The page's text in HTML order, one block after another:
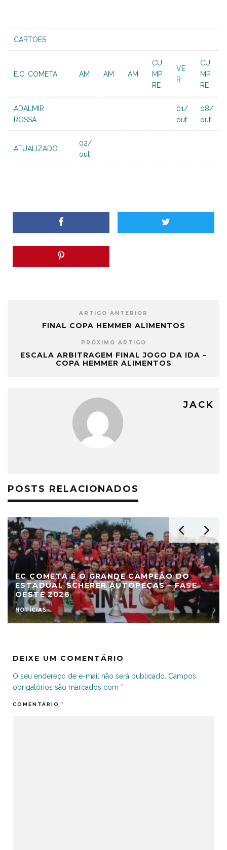
CARTOES
E.C. COMETA AM AM AM
CU
MP
RE
VE
R
CU
MP
RE
ADALMIR
ROSSA
01/
out
08/
out
ATUALIZADO
02/
out
ARTIGO ANTERIOR
FINAL COPA HEMMER ALIMENTOS
PRÓXIMO ARTIGO
ESCALA ARBITRAGEM FINAL JOGO DA IDA –
COPA HEMMER ALIMENTOS
JACK
POSTS RELACIONADOS
EC COMETA É O GRANDE CAMPEÃO DO
ESTADUAL SCHERER AUTOPEÇAS – FASE
OESTE 2026
NOTÍCIAS
DEIXE UM COMENTÁRIO
O seu endereço de e-mail não será publicado. Campos
obrigatórios são marcados com *
COMENTÁRIO *